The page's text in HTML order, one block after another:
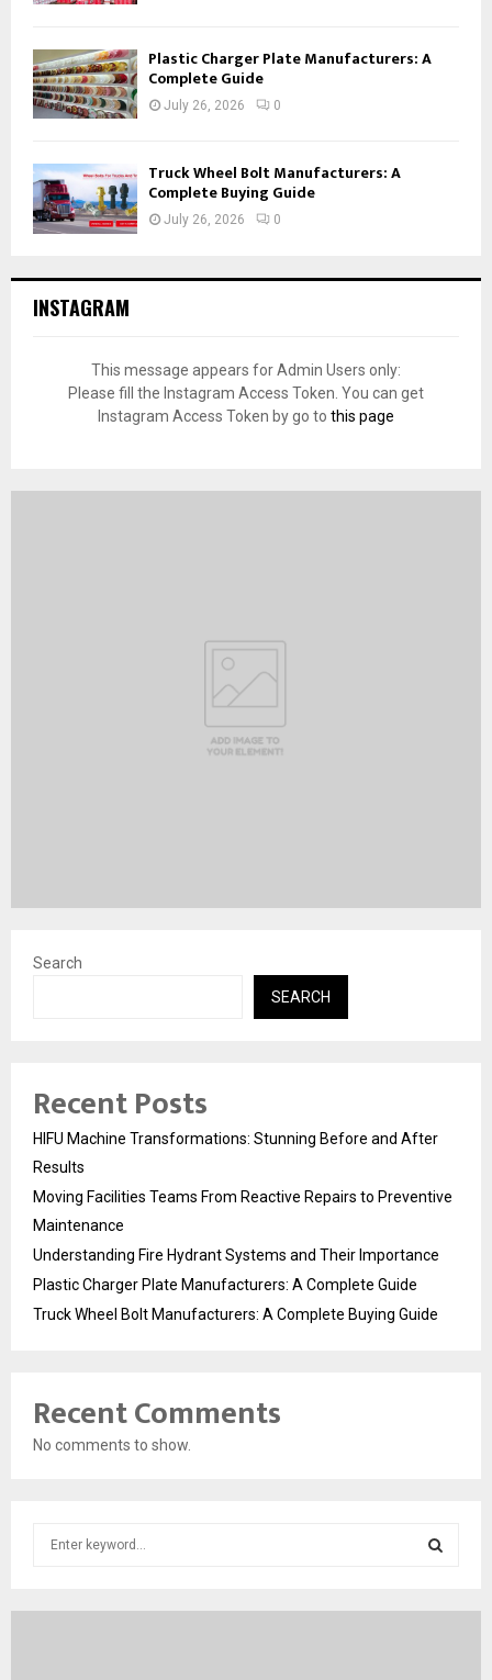
Plastic Charger Plate Manufacturers: A
Complete Guide
July 26, 2026 0
Truck Wheel Bolt Manufacturers: A
Complete Buying Guide
July 26, 2026 0
INSTAGRAM
This message appears for Admin Users only:
Please fill the Instagram Access Token. You can get
Instagram Access Token by go to this page
Search
SEARCH
Recent Posts
HIFU Machine Transformations: Stunning Before and After
Results
Moving Facilities Teams From Reactive Repairs to Preventive
Maintenance
Understanding Fire Hydrant Systems and Their Importance
Plastic Charger Plate Manufacturers: A Complete Guide
Truck Wheel Bolt Manufacturers: A Complete Buying Guide
Recent Comments
No comments to show.